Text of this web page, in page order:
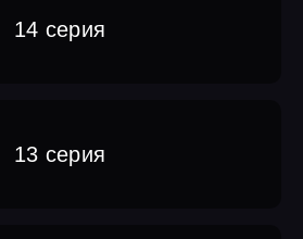
14 серия
13 серия